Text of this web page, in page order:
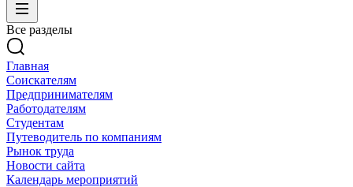
Все разделы
Главная
Соискателям
Предпринимателям
Работодателям
Студентам
Путеводитель по компаниям
Рынок труда
Новости сайта
Календарь мероприятий